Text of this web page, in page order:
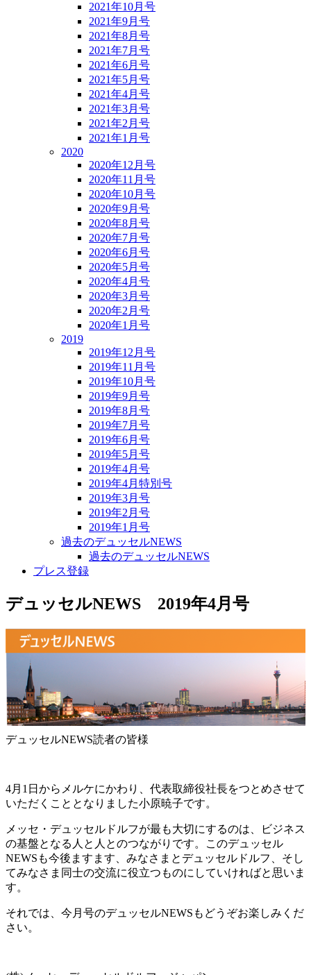
2021年10月号
2021年9月号
2021年8月号
2021年7月号
2021年6月号
2021年5月号
2021年4月号
2021年3月号
2021年2月号
2021年1月号
2020
2020年12月号
2020年11月号
2020年10月号
2020年9月号
2020年8月号
2020年7月号
2020年6月号
2020年5月号
2020年4月号
2020年3月号
2020年2月号
2020年1月号
2019
2019年12月号
2019年11月号
2019年10月号
2019年9月号
2019年8月号
2019年7月号
2019年6月号
2019年5月号
2019年4月号
2019年4月特別号
2019年3月号
2019年2月号
2019年1月号
過去のデュッセルNEWS
過去のデュッセルNEWS
プレス登録
デュッセルNEWS 2019年4月号
デュッセルNEWS読者の皆様
4月1日からメルケにかわり、代表取締役社長をつとめさせて
いただくこととなりました小原暁子です。
メッセ・デュッセルドルフが最も大切にするのは、ビジネス
の基盤となる人と人とのつながりです。このデュッセル
NEWSも今後ますます、みなさまとデュッセルドルフ、そし
てみなさま同士の交流に役立つものにしていければと思いま
す。
それでは、今月号のデュッセルNEWSもどうぞお楽しみくだ
さい。